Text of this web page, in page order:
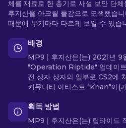
체를 재료로 한 총기로 사설 보안 단
후지산을 아크릴 물감으로 도색했습
때문에 무기마다 다르게 보일 수 있습
배경
MP9 | 후지산은(는) 2021년 9
"Operation Riptide" 업데이트
전 상자 상자의 일부로 CS2에
커뮤니티 아티스트 "Khan"이(
획득 방법
MP9 | 후지산은(는) 립타이드